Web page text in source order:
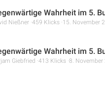
Wahrheit im 5.
Nießner 459 Klicks 15. November
Wahrheit im 5.
Giebfried 413 Klicks 8. November